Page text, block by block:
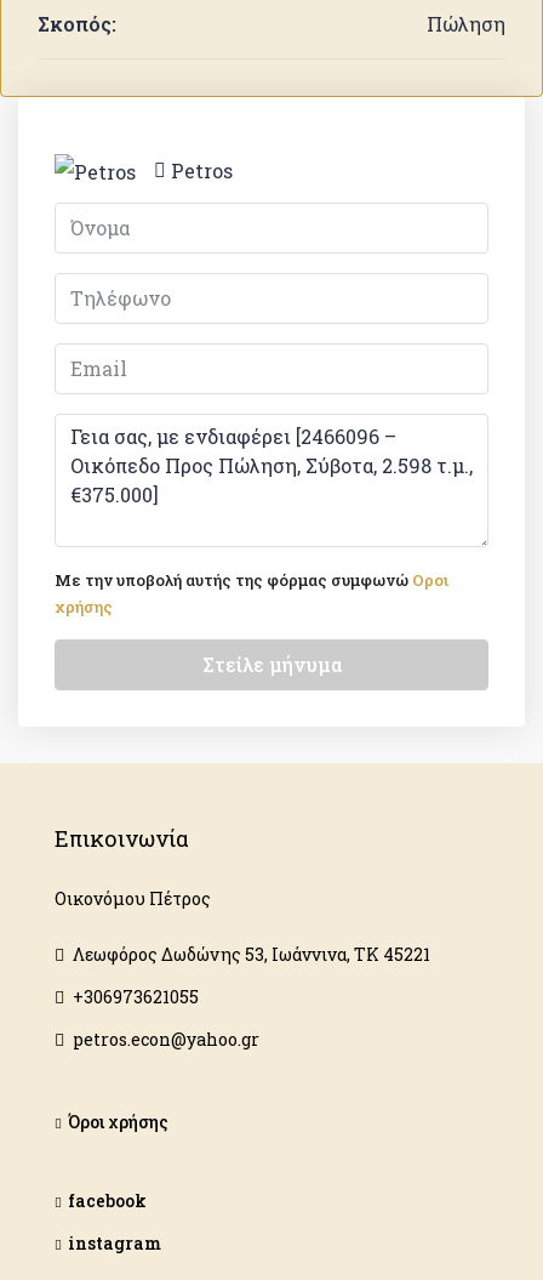
Σκοπός: Πώληση
Petros
Με την υποβολή αυτής της φόρμας συμφωνώ Οροι
χρήσης
Στείλε μήνυμα
Επικοινωνία
Οικονόμου Πέτρος
Λεωφόρος Δωδώνης 53, Ιωάννινα, ΤΚ 45221
+306973621055
petros.econ@yahoo.gr
Όροι χρήσης
facebook
instagram